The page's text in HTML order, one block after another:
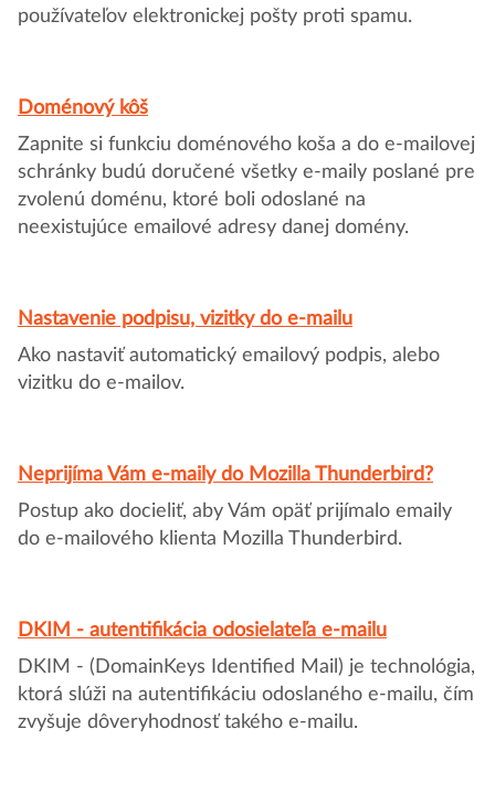
používateľov elektronickej pošty proti spamu.
Doménový kôš
Zapnite si funkciu doménového koša a do e-mailovej
schránky budú doručené všetky e-maily poslané pre
zvolenú doménu, ktoré boli odoslané na
neexistujúce emailové adresy danej domény.
Nastavenie podpisu, vizitky do e-mailu
Ako nastaviť automatický emailový podpis, alebo
vizitku do e-mailov.
Neprijíma Vám e-maily do Mozilla Thunderbird?
Postup ako docieliť, aby Vám opäť prijímalo emaily
do e-mailového klienta Mozilla Thunderbird.
DKIM - autentifikácia odosielateľa e-mailu
DKIM - (DomainKeys Identified Mail) je technológia,
ktorá slúži na autentifikáciu odoslaného e-mailu, čím
zvyšuje dôveryhodnosť takého e-mailu.